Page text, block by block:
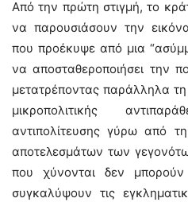
Από την πρώτη στιγμή, το
να παρουσιάσουν την
που προέκυψε από μια
να αποσταθεροποιήσει την
μετατρέποντας παράλληλα
μικροπολιτικής
αντιπολίτευσης γύρω από
αποτελεσμάτων των
που χύνονται δεν
συγκαλύψουν τις